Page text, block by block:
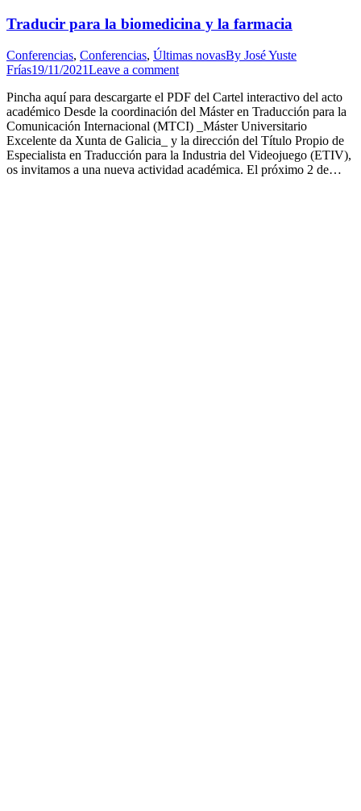
Traducir para la biomedicina y la farmacia
Conferencias, Conferencias, Últimas novasBy José Yuste
Frías19/11/2021Leave a comment
Pincha aquí para descargarte el PDF del Cartel interactivo del acto
académico Desde la coordinación del Máster en Traducción para la
Comunicación Internacional (MTCI) _Máster Universitario
Excelente da Xunta de Galicia_ y la dirección del Título Propio de
Especialista en Traducción para la Industria del Videojuego (ETIV),
os invitamos a una nueva actividad académica. El próximo 2 de…